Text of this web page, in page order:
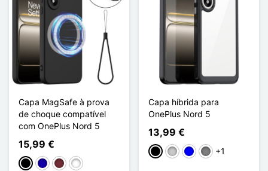
Capa MagSafe à prova
de choque compatível
com OnePlus Nord 5
15,99 €
PretoAzul Escuro
Rouge VinVert Foncé
Capa híbrida para
OnePlus Nord 5
13,99 €
PretoTransparente
AzulGris Transparent
+1